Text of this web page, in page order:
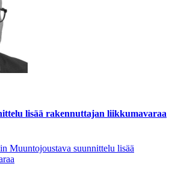
lisää rakennuttajan liikkumavaraa
Muuntojoustava suunnittelu lisää